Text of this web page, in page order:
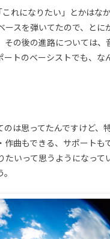
れになりたい」とかはな
スを弾いてたので、とに
の後の進路については、
ートのベーシストでも、な
のは思ってたんですけど、
曲もできる、サポートも
いって思うようになって